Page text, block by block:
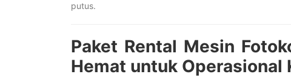
putus.
Paket Rental Mesin
Hemat untuk Operasional